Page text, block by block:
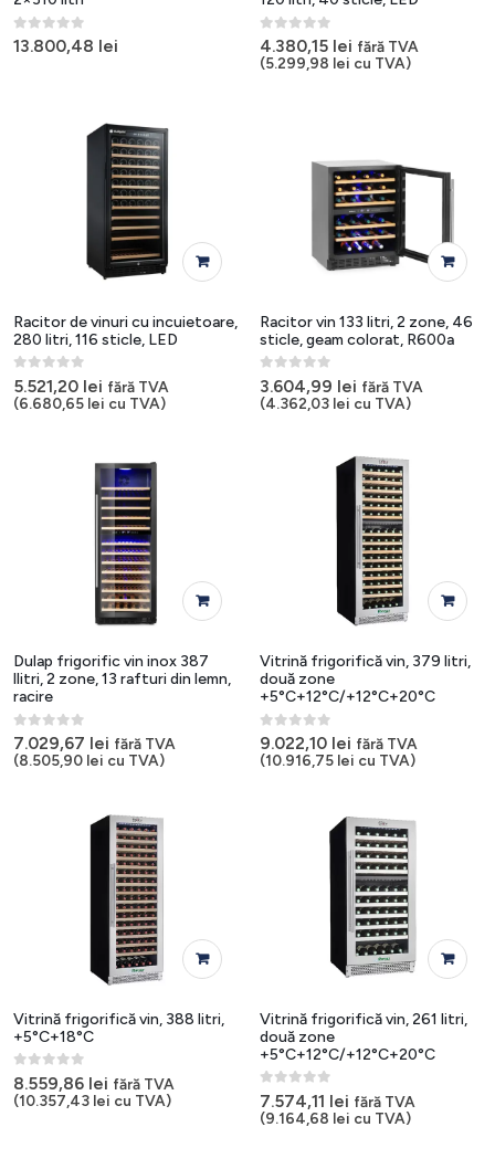
0out of 5
13.800,48 lei 0out of 5
4.380,15 lei fără TVA
(5.299,98 lei cu TVA)
Racitor de vinuri cu incuietoare,
280 litri, 116 sticle, LED
0out of 5
5.521,20 lei fără TVA
(6.680,65 lei cu TVA)
Racitor vin 133 litri, 2 zone, 46
sticle, geam colorat, R600a
0out of 5
3.604,99 lei fără TVA
(4.362,03 lei cu TVA)
Dulap frigorific vin inox 387
llitri, 2 zone, 13 rafturi din lemn,
racire
0out of 5
7.029,67 lei fără TVA
(8.505,90 lei cu TVA)
Vitrină frigorifică vin, 379 litri,
două zone
+5°C+12°C/+12°C+20°C
0out of 5
9.022,10 lei fără TVA
(10.916,75 lei cu TVA)
Vitrină frigorifică vin, 388 litri,
+5°C+18°C
0out of 5
8.559,86 lei fără TVA
(10.357,43 lei cu TVA)
Vitrină frigorifică vin, 261 litri,
două zone
+5°C+12°C/+12°C+20°C
0out of 5
7.574,11 lei fără TVA
(9.164,68 lei cu TVA)